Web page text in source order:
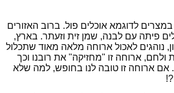
במצרים לדוגמא אוכלים פול. ברוב האזורים
פיתה עם לבנה, שמן זית וזעתר. בארץ,
נוהגים לאכול ארוחה מלאה מאוד שתכלול
ולחם, ארוחה זו "מחזיקה" את רובנו וכך
אם ארוחה זו טובה לנו בחופש, למה שלא